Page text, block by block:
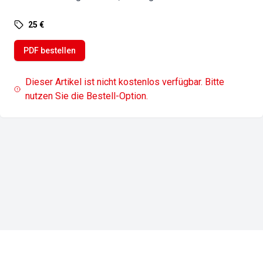
25 €
PDF bestellen
Dieser Artikel ist nicht kostenlos verfügbar. Bitte
nutzen Sie die Bestell-Option.